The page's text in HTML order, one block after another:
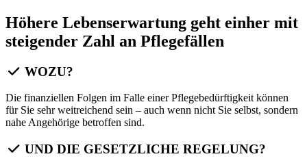
Höhere Lebenserwartung geht einher mit
steigender Zahl an Pflegefällen
WOZU?
Die finanziellen Folgen im Falle einer Pflegebedürftigkeit können
für Sie sehr weitreichend sein – auch wenn nicht Sie selbst, sondern
nahe Angehörige betroffen sind.
UND DIE GESETZLICHE REGELUNG?